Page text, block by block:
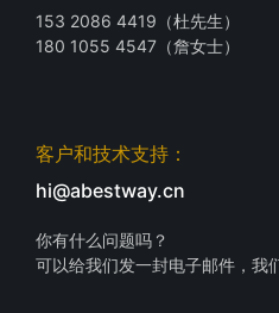
153 2086 4419（杜先生）
180 1055 4547（詹女士）
客户和技术支持：
hi@abestway.cn
你有什么问题吗？
可以给我们发一封电子邮件，我